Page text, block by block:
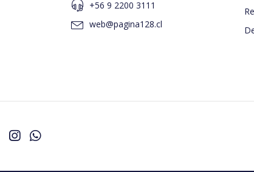
+56 9 2200 3111
web@pagina128.cl